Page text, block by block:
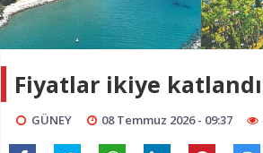
Fiyatlar ikiye katlandı
GÜNEY 08 Temmuz 2026 - 09:37